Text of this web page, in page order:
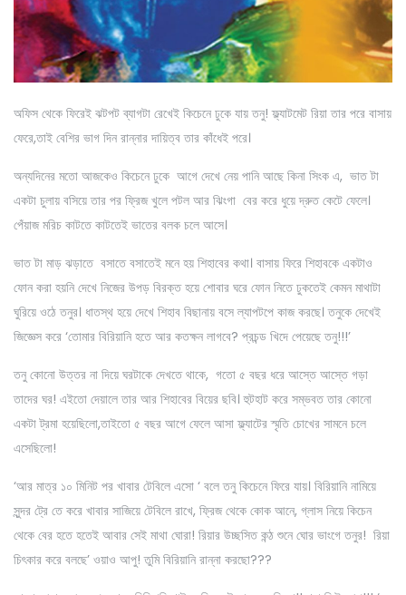
অফিস থেকে ফিরেই ঝটপট ব্যাগটা রেখেই কিচেনে ঢুকে যায় তনু! ফ্ল্যাটমেট রিয়া তার পরে বাসায়
ফেরে,তাই বেশির ভাগ দিন রান্নার দায়িত্ব তার কাঁধেই পরে।
অন্যদিনের মতো আজকেও কিচেনে ঢুকে আগে দেখে নেয় পানি আছে কিনা সিংক এ, ভাত টা
একটা চুলায় বসিয়ে তার পর ফ্রিজ খুলে পটল আর ঝিংগা বের করে ধুয়ে দ্রুত কেটে ফেলে।
পেঁয়াজ মরিচ কাটতে কাটতেই ভাতের বলক চলে আসে।
ভাত টা মাড় ঝড়াতে বসাতে বসাতেই মনে হয় শিহাবের কথা। বাসায় ফিরে শিহাবকে একটাও
ফোন করা হয়নি দেখে নিজের উপড় বিরক্ত হয়ে শোবার ঘরে ফোন নিতে ঢুকতেই কেমন মাথাটা
ঘুরিয়ে ওঠে তনুর। ধাতস্থ হয়ে দেখে শিহাব বিছানায় বসে ল্যাপটপে কাজ করছে। তনুকে দেখেই
জিজ্ঞেস করে ‘তোমার বিরিয়ানি হতে আর কতক্ষন লাগবে? প্রচন্ড খিদে পেয়েছে তনু!!!’
তনু কোনো উত্তর না দিয়ে ঘরটাকে দেখতে থাকে, গতো ৫ বছর ধরে আস্তে আস্তে গড়া
তাদের ঘর! এইতো দেয়ালে তার আর শিহাবের বিয়ের ছবি। হুটহাট করে সম্ভবত তার কোনো
একটা ট্রমা হয়েছিলো,তাইতো ৫ বছর আগে ফেলে আসা ফ্ল্যাটের স্মৃতি চোখের সামনে চলে
এসেছিলো!
‘আর মাত্র ১০ মিনিট পর খাবার টেবিলে এসো ‘ বলে তনু কিচেনে ফিরে যায়। বিরিয়ানি নামিয়ে
সুন্দর ট্রে তে করে খাবার সাজিয়ে টেবিলে রাখে, ফ্রিজ থেকে কোক আনে, গ্লাস নিয়ে কিচেন
থেকে বের হতে হতেই আবার সেই মাথা ঘোরা! রিয়ার উচ্ছসিত কন্ঠ শুনে ঘোর ভাংগে তনুর! রিয়া
চিৎকার করে বলছে’ ওয়াও আপু! তুমি বিরিয়ানি রান্না করছো???